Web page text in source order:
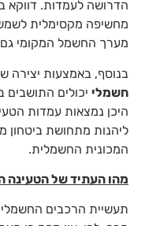
הדרושה לעמדות. דווקא
מחשיפה מקסימלית
מערך החשמל המקומי גם
בנוסף, באמצעות יצירה
חשמלי יכולים התושבים
היכן נמצאות עמדות
ליהנות מתחושת ביטחון
המכונית החשמלית.
מהו העתיד של הטעינה
תעשיית הרכבים